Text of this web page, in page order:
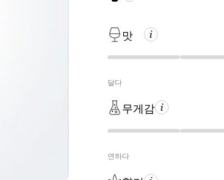
맛
달다
무게감
연하다